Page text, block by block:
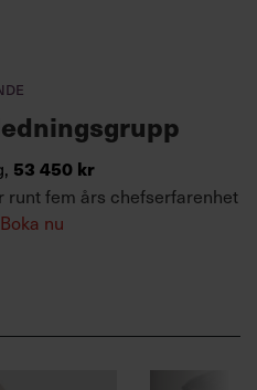
53 450 kr
runt fem års chefserfarenhet
Boka nu